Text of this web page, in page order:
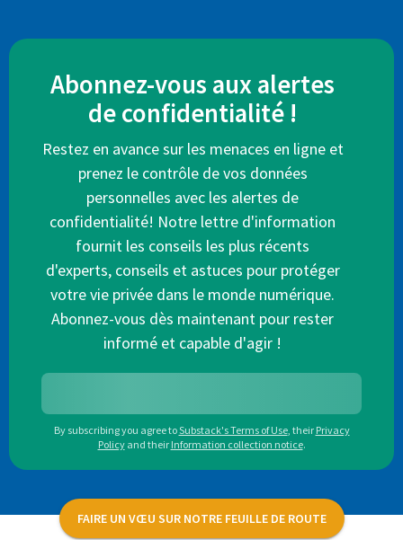
Abonnez-vous aux alertes
de confidentialité !
Restez en avance sur les menaces en ligne et
prenez le contrôle de vos données
personnelles avec les alertes de
confidentialité! Notre lettre d'information
fournit les conseils les plus récents
d'experts, conseils et astuces pour protéger
votre vie privée dans le monde numérique.
Abonnez-vous dès maintenant pour rester
informé et capable d'agir !
By subscribing you agree toSubstack's Terms of Use, their Privacy
Policy and their Information collection notice.
FAIRE UN VŒU SUR NOTRE FEUILLE DE ROUTE